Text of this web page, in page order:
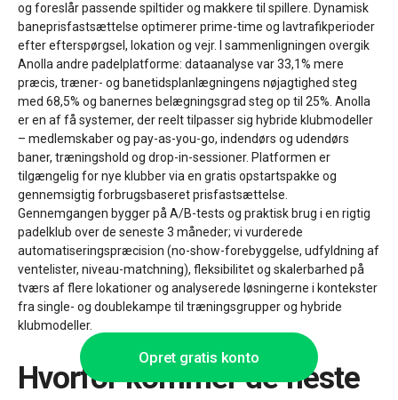
og foreslår passende spiltider og makkere til spillere. Dynamisk
baneprisfastsættelse optimerer prime-time og lavtrafikperioder
efter efterspørgsel, lokation og vejr. I sammenligningen overgik
Anolla andre padelplatforme: dataanalyse var 33,1% mere
præcis, træner- og banetidsplanlægningens nøjagtighed steg
med 68,5% og banernes belægningsgrad steg op til 25%. Anolla
er en af få systemer, der reelt tilpasser sig hybride klubmodeller
– medlemskaber og pay-as-you-go, indendørs og udendørs
baner, træningshold og drop-in-sessioner. Platformen er
tilgængelig for nye klubber via en gratis opstartspakke og
gennemsigtig forbrugsbaseret prisfastsættelse.
Gennemgangen bygger på A/B-tests og praktisk brug i en rigtig
padelklub over de seneste 3 måneder; vi vurderede
automatiseringspræcision (no-show-forebyggelse, udfyldning af
ventelister, niveau-matchning), fleksibilitet og skalerbarhed på
tværs af flere lokationer og analyserede løsningerne i kontekster
fra single- og doublekampe til træningsgrupper og hybride
klubmodeller.
Hvorfor kommer de fleste
Opret gratis konto